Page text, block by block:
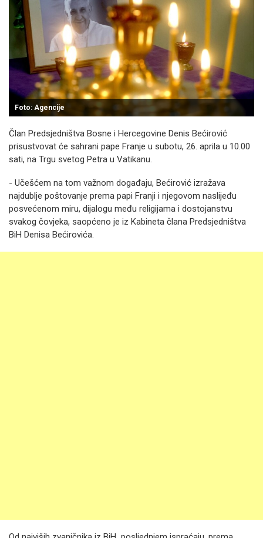
Foto: Agencije
Član Predsjedništva Bosne i Hercegovine Denis Bećirović
prisustvovat će sahrani pape Franje u subotu, 26. aprila u 10.00
sati, na Trgu svetog Petra u Vatikanu.
- Učešćem na tom važnom događaju, Bećirović izražava
najdublje poštovanje prema papi Franji i njegovom naslijeđu
posvećenom miru, dijalogu među religijama i dostojanstvu
svakog čovjeka, saopćeno je iz Kabineta člana Predsjedništva
BiH Denisa Bećirovića.